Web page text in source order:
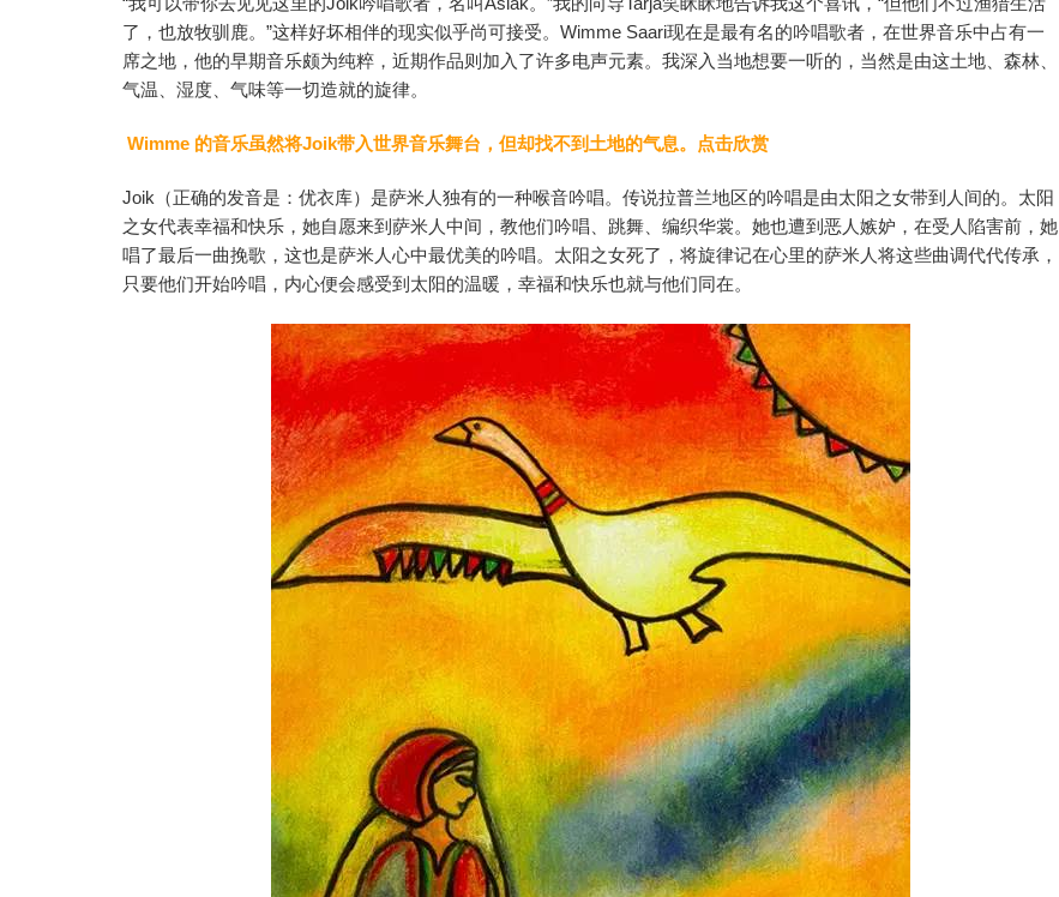
了，也放牧驯鹿。”这样好坏相伴的现实似乎尚可接受。Wimme Saari现在是最有名的吟唱歌者，在世界音乐中占有一
席之地，他的早期音乐颇为纯粹，近期作品则加入了许多电声元素。我深入当地想要一听的，当然是由这土地、森林、
气温、湿度、气味等一切造就的旋律。
Wimme 的音乐虽然将Joik带入世界音乐舞台，但却找不到土地的气息。 点击欣赏
Joik（正确的发音是：优衣库）是萨米人独有的一种喉音吟唱。传说拉普兰地区的吟唱是由太阳之女带到人间的。太阳
之女代表幸福和快乐，她自愿来到萨米人中间，教他们吟唱、跳舞、编织华裳。她也遭到恶人嫉妒，在受人陷害前，她
唱了最后一曲挽歌，这也是萨米人心中最优美的吟唱。太阳之女死了，将旋律记在心里的萨米人将这些曲调代代传承，
只要他们开始吟唱，内心便会感受到太阳的温暖，幸福和快乐也就与他们同在。